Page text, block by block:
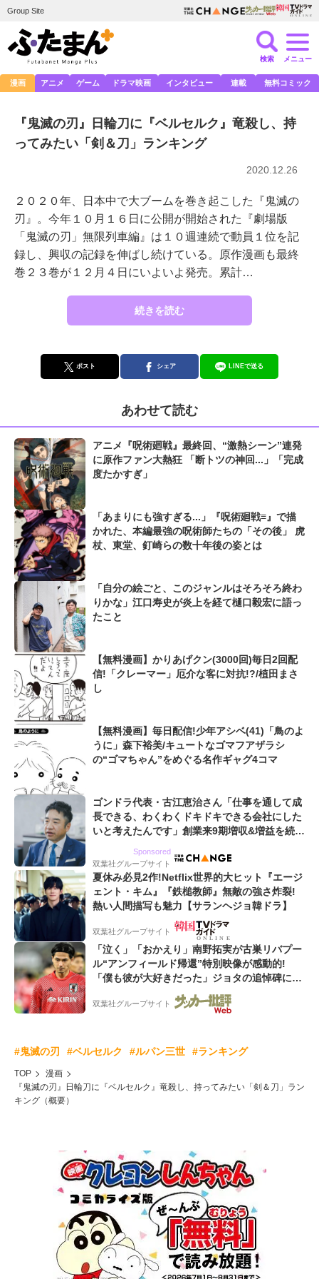
Group Site
検索 メニュー
漫画 アニメ ゲーム ドラマ映画 インタビュー 連載 無料コミック
『鬼滅の刃』日輪刀に『ベルセルク』竜殺し、持
ってみたい「剣＆刀」ランキング
2020.12.26
２０２０年、日本中で大ブームを巻き起こした『鬼滅の
刃』。今年１０月１６日に公開が開始された『劇場版
「鬼滅の刃」無限列車編』は１０週連続で動員１位を記
録し、興収の記録を伸ばし続けている。原作漫画も最終
巻２３巻が１２月４日にいよいよ発売。累計…
続きを読む
ポスト シェア LINEで送る
あわせて読む
アニメ『呪術廻戦』最終回、“激熱シーン”連発
に原作ファン大熱狂 「断トツの神回...」「完成
度たかすぎ」
「あまりにも強すぎる...」『呪術廻戦≡』で描
かれた、本編最強の呪術師たちの「その後」 虎
杖、東堂、釘崎らの数十年後の姿とは
「自分の絵ごと、このジャンルはそろそろ終わ
りかな」江口寿史が炎上を経て樋口毅宏に語っ
たこと
【無料漫画】かりあげクン(3000回)毎日2回配
信!「クレーマー」厄介な客に対抗!?/植田まさ
し
【無料漫画】毎日配信!少年アシベ(41)「鳥のよ
うに」森下裕美/キュートなゴマフアザラシ
の“ゴマちゃん”をめぐる名作ギャグ4コマ
ゴンドラ代表・古江恵治さん「仕事を通して成
長できる、わくわくドキドキできる会社にした
いと考えたんです」創業来9期増収&増益を続け
Sponsored
双葉社グループサイト
夏休み必見2作!Netflix世界的大ヒット『エージ
ェント・キム』『鉄槌教師』無敵の強さ炸裂!
熱い人間描写も魅力【サランヘジョ韓ドラ】
双葉社グループサイト
「泣く」「おかえり」南野拓実が古巣リバプー
ル“アンフィールド帰還”特別映像が感動的!
「僕も彼が大好きだった」ジョタの追悼碑にも
献花!「胸が熱くなります...」
双葉社グループサイト
#鬼滅の刃 #ベルセルク #ルパン三世 #ランキング
TOP
漫画
『鬼滅の刃』日輪刀に『ベルセルク』竜殺し、持ってみたい「剣＆刀」ラン
キング（概要）